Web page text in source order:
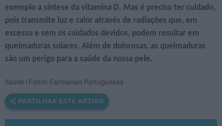
exemplo a síntese da vitamina D. Mas é preciso ter cuidado,
pois transmite luz e calor através de radiações que, em
excesso e sem os cuidados devidos, podem resultar em
queimaduras solares. Além de dolorosas, as queimaduras
são um perigo para a saúde da nossa pele.
Saúde | Fonte: Farmácias Portuguesas
PARTILHAR ESTE ARTIGO